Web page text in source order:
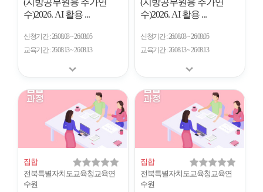
(지방공무원용 추가연
수)2026. AI 활용 ...
신청기간 26.08.03 ~ 26.08.05
교육기간 26.08.13 ~ 26.08.13
(지방공무원용 추가연
수)2026. AI 활용 ...
신청기간 26.08.03 ~ 26.08.05
교육기간 26.08.13 ~ 26.08.13
집합
전북특별자치도교육청교육연
수원
집합
전북특별자치도교육청교육연
수원